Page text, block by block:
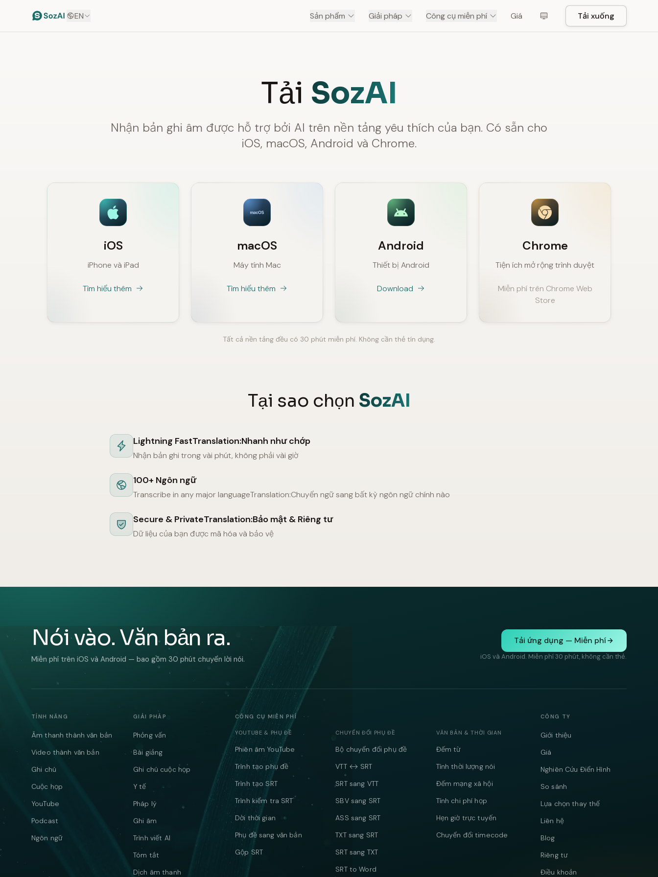
EN Sản phẩm Giải pháp Công cụ miễn phí Giá Tải xuống
Tải SozAI
Nhận bản ghi âm được hỗ trợ bởi AI trên nền tảng yêu thích của bạn. Có sẵn cho
iOS, macOS, Android và Chrome.
iOS
iPhone và iPad
Tìm hiểu thêm
macOS
Máy tính Mac
Tìm hiểu thêm
Android
Thiết bị Android
Download
Chrome
Tiện ích mở rộng trình duyệt
Miễn phí trên Chrome Web
Store
Tất cả nền tảng đều có 30 phút miễn phí. Không cần thẻ tín dụng.
Tại sao chọn SozAI
Lightning FastTranslation:Nhanh như chớp
Nhận bản ghi trong vài phút, không phải vài giờ
100+ Ngôn ngữ
Transcribe in any major languageTranslation:Chuyển ngữ sang bất kỳ ngôn ngữ chính nào
Secure & PrivateTranslation:Bảo mật & Riêng tư
Dữ liệu của bạn được mã hóa và bảo vệ
Nói vào. Văn bản ra.
Miễn phí trên iOS và Android — bao gồm 30 phút chuyển lời nói.
Tải ứng dụng — Miễn phí
iOS và Android. Miễn phí 30 phút, không cần thẻ.
TÍNH NĂNG
Âm thanh thành văn bản
Video thành văn bản
Ghi chú
Cuộc họp
YouTube
Podcast
Ngôn ngữ
GIẢI PHÁP
Phỏng vấn
Bài giảng
Ghi chú cuộc họp
Y tế
Pháp lý
Ghi âm
Trình viết AI
Tóm tắt
Dịch âm thanh
CÔNG CỤ MIỄN PHÍ
YOUTUBE & PHỤ ĐỀ
Phiên âm YouTube
Trình tạo phụ đề
Trình tạo SRT
Trình kiểm tra SRT
Dời thời gian
Phụ đề sang văn bản
Gộp SRT
CHUYỂN ĐỔI PHỤ ĐỀ
Bộ chuyển đổi phụ đề
VTT ↔ SRT
SRT sang VTT
SBV sang SRT
ASS sang SRT
TXT sang SRT
SRT sang TXT
SRT to Word
VĂN BẢN & THỜI GIAN
Đếm từ
Tính thời lượng nói
Đếm mạng xã hội
Tính chi phí họp
Hẹn giờ trực tuyến
Chuyển đổi timecode
CÔNG TY
Giới thiệu
Giá
Nghiên Cứu Điển Hình
So sánh
Lựa chọn thay thế
Liên hệ
Blog
Riêng tư
Điều khoản